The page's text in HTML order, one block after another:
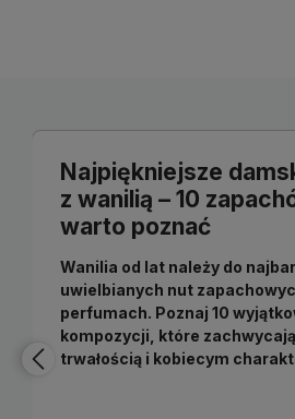
Najpiękniejsze
z wanilią – 10
warto poznać
Wanilia od lat należy do
uwielbianych nut
perfumach. Poznaj 10
kompozycji, które
trwałością i kobiecym